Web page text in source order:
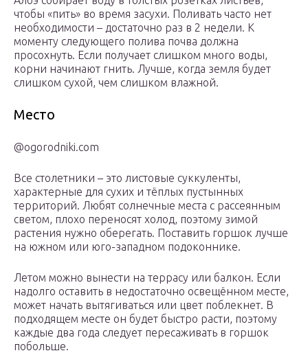
чтобы «пить» во время засухи. Поливать часто нет
необходимости – достаточно раз в 2 недели. К
моменту следующего полива почва должна
просохнуть. Если получает слишком много воды,
корни начинают гнить. Лучше, когда земля будет
слишком сухой, чем слишком влажной.
Место
@ogorodniki.com
Все столетники – это листовые суккуленты,
характерные для сухих и тёплых пустынных
территорий. Любят солнечные места с рассеянным
светом, плохо переносят холод, поэтому зимой
растения нужно оберегать. Поставить горшок лучше
на южном или юго-западном подоконнике.
Летом можно вынести на террасу или балкон. Если
надолго оставить в недостаточно освещённом месте,
может начать вытягиваться или цвет поблекнет. В
подходящем месте он будет быстро расти, поэтому
каждые два года следует пересаживать в горшок
побольше.